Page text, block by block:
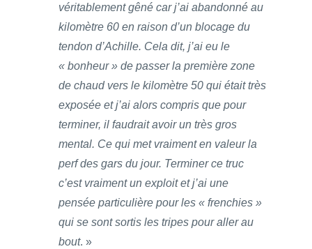
véritablement gêné car j’ai abandonné au
kilomètre 60 en raison d’un blocage du
tendon d’Achille. Cela dit, j’ai eu le
« bonheur » de passer la première zone
de chaud vers le kilomètre 50 qui était très
exposée et j’ai alors compris que pour
terminer, il faudrait avoir un très gros
mental. Ce qui met vraiment en valeur la
perf des gars du jour. Terminer ce truc
c’est vraiment un exploit et j’ai une
pensée particulière pour les « frenchies »
qui se sont sortis les tripes pour aller au
bout. »